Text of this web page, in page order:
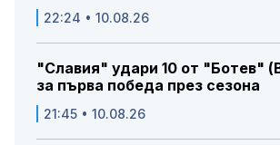
22:24 • 10.08.26
"Славия" удари 10 от "Ботев"
за първа победа през сезона
21:45 • 10.08.26